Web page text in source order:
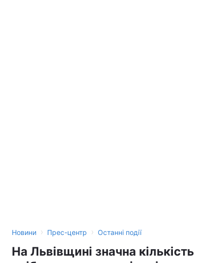
Новини › Прес-центр › Останні події
На Львівщині значна кількість